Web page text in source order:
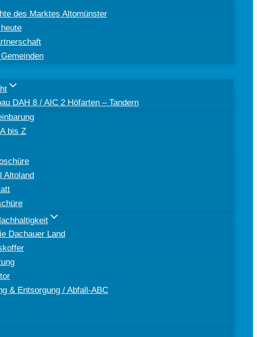
des Marktes Altomünster
DAH 8 / AIC 2 Höfarten – Tandern
bis Z
Altoland
Dachauer Land
& Entsorgung / Abfall-ABC